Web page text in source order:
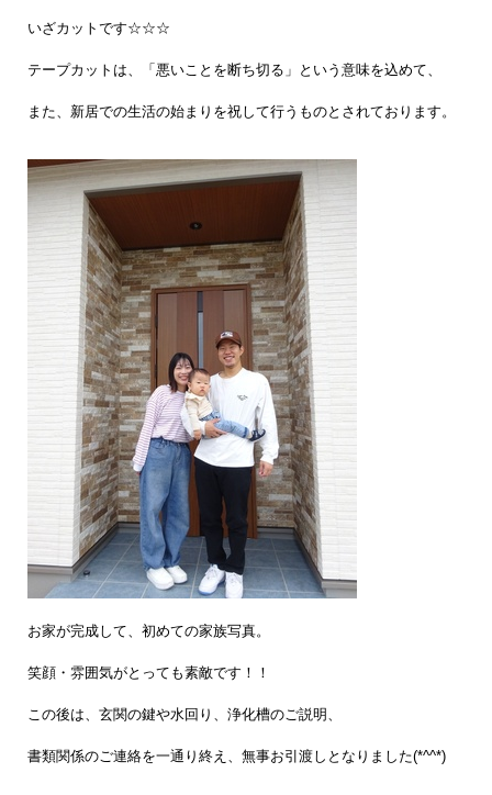
いざカットです☆☆☆
テープカットは、「悪いことを断ち切る」という意味を込めて、
また、新居での生活の始まりを祝して行うものとされております。
お家が完成して、初めての家族写真。
笑顔・雰囲気がとっても素敵です！！
この後は、玄関の鍵や水回り、浄化槽のご説明、
書類関係のご連絡を一通り終え、無事お引渡しとなりました(*^^*)